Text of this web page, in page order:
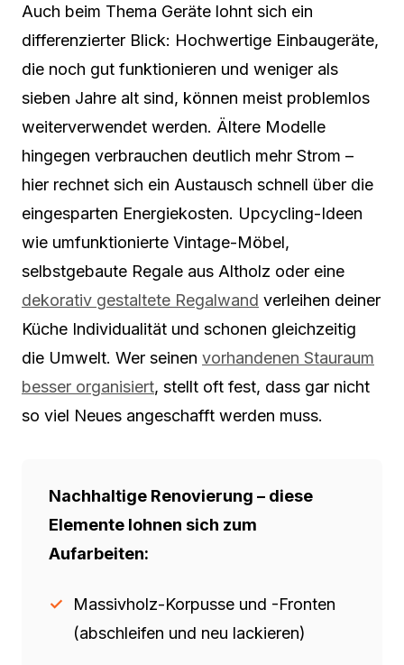
Auch beim Thema Geräte lohnt sich ein
differenzierter Blick: Hochwertige Einbaugeräte,
die noch gut funktionieren und weniger als
sieben Jahre alt sind, können meist problemlos
weiterverwendet werden. Ältere Modelle
hingegen verbrauchen deutlich mehr Strom –
hier rechnet sich ein Austausch schnell über die
eingesparten Energiekosten. Upcycling-Ideen
wie umfunktionierte Vintage-Möbel,
selbstgebaute Regale aus Altholz oder eine
dekorativ gestaltete Regalwand verleihen deiner
Küche Individualität und schonen gleichzeitig
die Umwelt. Wer seinen vorhandenen Stauraum
besser organisiert, stellt oft fest, dass gar nicht
so viel Neues angeschafft werden muss.
Nachhaltige Renovierung – diese
Elemente lohnen sich zum
Aufarbeiten:
Massivholz-Korpusse und -Fronten
(abschleifen und neu lackieren)